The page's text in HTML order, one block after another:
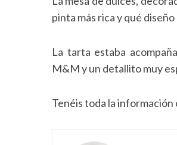
pinta más rica y qué
La tarta estaba
M&M y un detallito muy
Tenéis toda la